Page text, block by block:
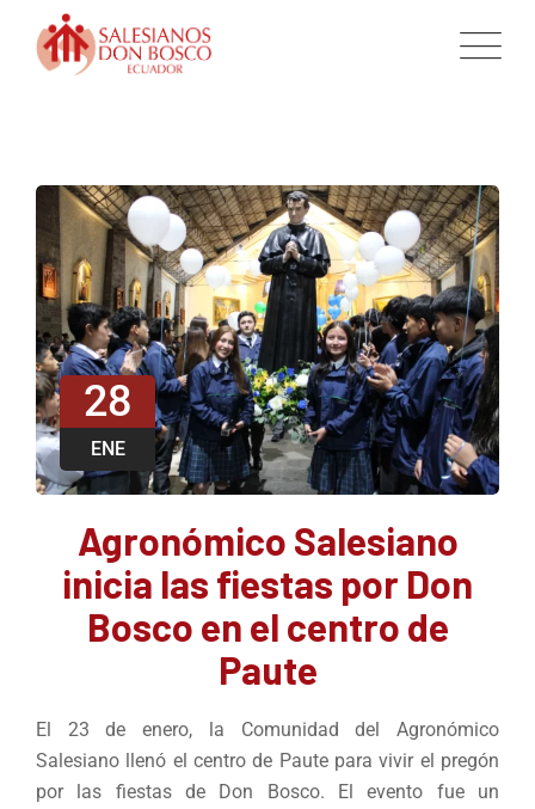
28
ENE
Agronómico Salesiano
inicia las fiestas por Don
Bosco en el centro de
Paute
El 23 de enero, la Comunidad del Agronómico
Salesiano llenó el centro de Paute para vivir el pregón
por las fiestas de Don Bosco. El evento fue un